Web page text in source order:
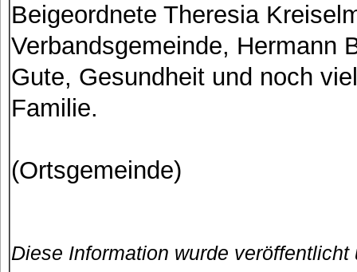
Beigeordnete Theresia
Verbandsgemeinde, Hermann
Gute, Gesundheit und noch
Familie.
(Ortsgemeinde)
Diese Information wurde